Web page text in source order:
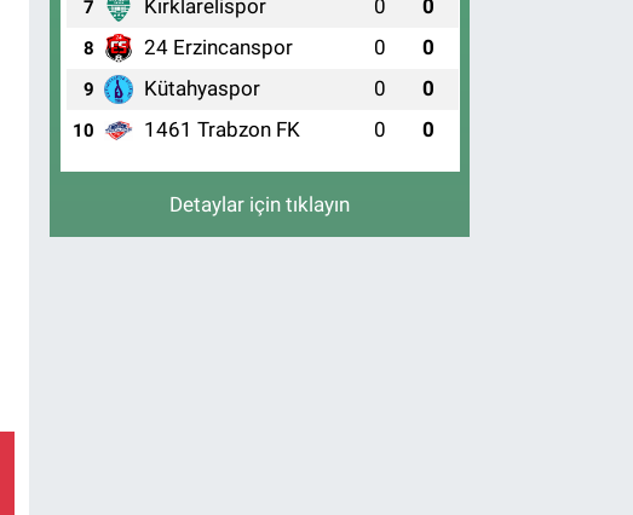
7 Kırklarelispor 0 0
8 24 Erzincanspor 0 0
9 Kütahyaspor 0 0
10 1461 Trabzon FK 0 0
Detaylar için tıklayın